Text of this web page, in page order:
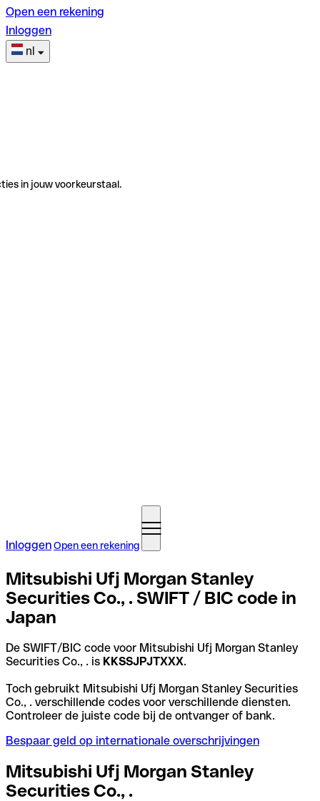
Open een rekening
Inloggen
nl
in jouw voorkeurstaal.
InloggenOpen een rekening
Mitsubishi Ufj Morgan Stanley
Securities Co., . SWIFT / BIC code in
Japan
De SWIFT/BIC code voor Mitsubishi Ufj Morgan Stanley
Securities Co., . is KKSSJPJTXXX.
Toch gebruikt Mitsubishi Ufj Morgan Stanley Securities
Co., . verschillende codes voor verschillende diensten.
Controleer de juiste code bij de ontvanger of bank.
Bespaar geld op internationale overschrijvingen
Mitsubishi Ufj Morgan Stanley
Securities Co., .